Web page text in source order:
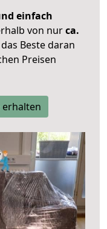
einfach
von nurca.
Beste daran
Preisen
erhalten